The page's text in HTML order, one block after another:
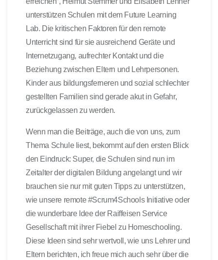
unterstützen Schulen mit dem Future Learning
Lab. Die kritischen Faktoren für den remote
Unterricht sind für sie ausreichend Geräte und
Internetzugang, aufrechter Kontakt und die
Beziehung zwischen Eltern und Lehrpersonen.
Kinder aus bildungsferneren und sozial schlechter
gestellten Familien sind gerade akut in Gefahr,
zurückgelassen zu werden.
Wenn man die Beiträge, auch die von uns, zum
Thema Schule liest, bekommt auf den ersten Blick
den Eindruck: Super, die Schulen sind nun im
Zeitalter der digitalen Bildung angelangt und wir
brauchen sie nur mit guten Tipps zu unterstützen,
wie unsere remote #Scrum4Schools Initiative oder
die wunderbare Idee der Raiffeisen Service
Gesellschaft mit ihrer Fiebel zu Homeschooling.
Diese Ideen sind sehr wertvoll, wie uns Lehrer und
Eltern berichten, ich freue mich auch sehr über die